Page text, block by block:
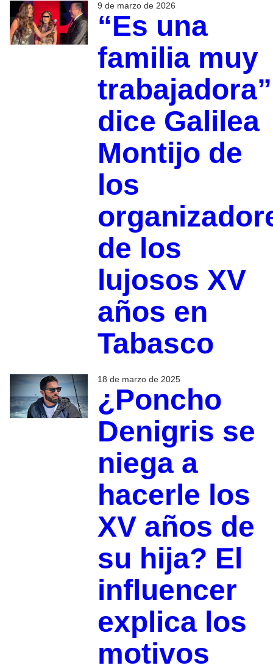
9 de marzo de 2026
“Es una
familia muy
dice Galilea
Montijo de
los
de los
lujosos XV
años en
Tabasco
18 de marzo de 2025
¿Poncho
Denigris se
niega a
hacerle los
XV años de
su hija? El
influencer
explica los
motivos